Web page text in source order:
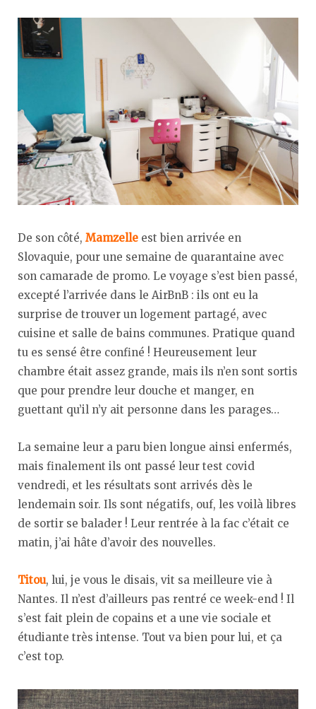
De son côté, Mamzelle est bien arrivée en
Slovaquie, pour une semaine de quarantaine avec
son camarade de promo. Le voyage s’est bien passé,
excepté l’arrivée dans le AirBnB : ils ont eu la
surprise de trouver un logement partagé, avec
cuisine et salle de bains communes. Pratique quand
tu es sensé être confiné ! Heureusement leur
chambre était assez grande, mais ils n’en sont sortis
que pour prendre leur douche et manger, en
guettant qu’il n’y ait personne dans les parages…
La semaine leur a paru bien longue ainsi enfermés,
mais finalement ils ont passé leur test covid
vendredi, et les résultats sont arrivés dès le
lendemain soir. Ils sont négatifs, ouf, les voilà libres
de sortir se balader ! Leur rentrée à la fac c’était ce
matin, j’ai hâte d’avoir des nouvelles.
Titou, lui, je vous le disais, vit sa meilleure vie à
Nantes. Il n’est d’ailleurs pas rentré ce week-end ! Il
s’est fait plein de copains et a une vie sociale et
étudiante très intense. Tout va bien pour lui, et ça
c’est top.